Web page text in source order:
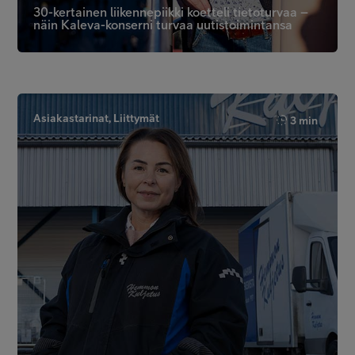
30-kertainen liikennepiikki koetteli tietoturvaa –
näin Kaleva-konserni turvaa uutistoimintansa
Asiakastarinat, Liittymät 3 min